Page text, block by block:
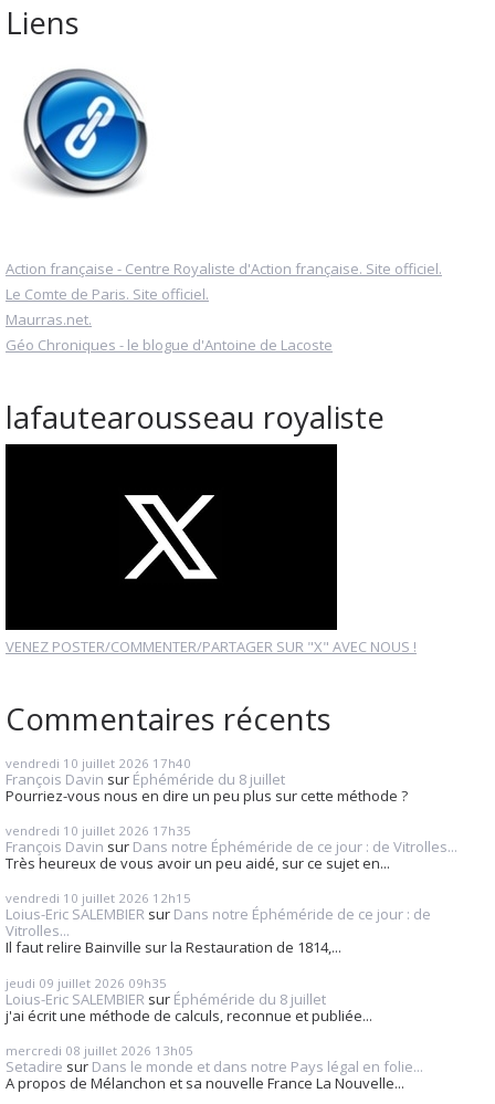
Liens
Action française - Centre Royaliste d'Action française. Site officiel.
Le Comte de Paris. Site officiel.
Maurras.net.
Géo Chroniques - le blogue d'Antoine de Lacoste
lafautearousseau royaliste
VENEZ POSTER/COMMENTER/PARTAGER SUR "X" AVEC NOUS !
Commentaires récents
vendredi 10 juillet 2026 17h40
François Davin sur Éphéméride du 8 juillet
Pourriez-vous nous en dire un peu plus sur cette méthode ?
vendredi 10 juillet 2026 17h35
François Davin sur Dans notre Éphéméride de ce jour : de Vitrolles...
Très heureux de vous avoir un peu aidé, sur ce sujet en...
vendredi 10 juillet 2026 12h15
Loius-Eric SALEMBIER sur Dans notre Éphéméride de ce jour : de
Vitrolles...
Il faut relire Bainville sur la Restauration de 1814,...
jeudi 09 juillet 2026 09h35
Loius-Eric SALEMBIER sur Éphéméride du 8 juillet
j'ai écrit une méthode de calculs, reconnue et publiée...
mercredi 08 juillet 2026 13h05
Setadire sur Dans le monde et dans notre Pays légal en folie...
A propos de Mélanchon et sa nouvelle France La Nouvelle...